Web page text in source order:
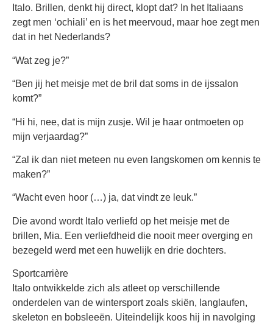
Italo. Brillen, denkt hij direct, klopt dat? In het Italiaans
zegt men ‘ochiali’ en is het meervoud, maar hoe zegt men
dat in het Nederlands?
“Wat zeg je?”
“Ben jij het meisje met de bril dat soms in de ijssalon
komt?”
“Hi hi, nee, dat is mijn zusje. Wil je haar ontmoeten op
mijn verjaardag?”
“Zal ik dan niet meteen nu even langskomen om kennis te
maken?”
“Wacht even hoor (…) ja, dat vindt ze leuk.”
Die avond wordt Italo verliefd op het meisje met de
brillen, Mia. Een verliefdheid die nooit meer overging en
bezegeld werd met een huwelijk en drie dochters.
Sportcarrière
Italo ontwikkelde zich als atleet op verschillende
onderdelen van de wintersport zoals skiën, langlaufen,
skeleton en bobsleeën. Uiteindelijk koos hij in navolging